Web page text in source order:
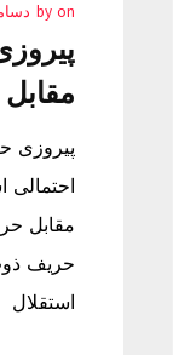
by on دسامبر
پیروزی
مقابل
حریف
استقلال